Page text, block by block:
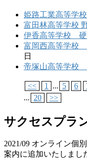
姫路工業高等学
富田林高等学校
伊香高等学校 硬
富岡西高等学校
日
帝塚山高等学校
<< 1 ... 5 6
... 20 >>
サクセスプラ
2021/09 オンライン個
案内に追加いたしまし